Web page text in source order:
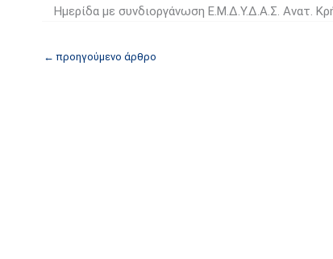
Ημερίδα με συνδιοργάνωση Ε.Μ.Δ.Υ.Δ.Α.Σ. Ανατ.
← προηγούμενο άρθρο